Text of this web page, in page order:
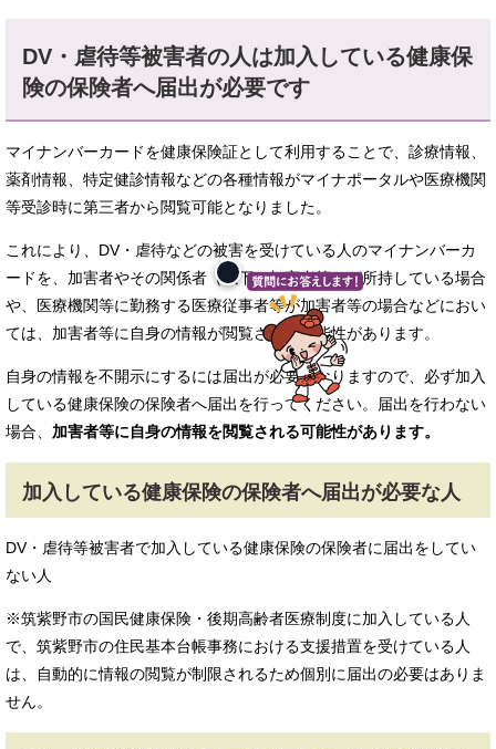
DV・虐待等被害者の人は加入している健康保
険の保険者へ届出が必要です
マイナンバーカードを健康保険証として利用することで、診療情報、
薬剤情報、特定健診情報などの各種情報がマイナポータルや医療機関
等受診時に第三者から閲覧可能となりました。
これにより、DV・虐待などの被害を受けている人のマイナンバーカ
ードを、加害者やその関係者（以下、加害者等）が所持している場合
や、医療機関等に勤務する医療従事者等が加害者等の場合などにおい
ては、加害者等に自身の情報が閲覧される可能性があります。
自身の情報を不開示にするには届出が必要となりますので、必ず加入
している健康保険の保険者へ届出を行ってください。届出を行わない
場合、 加害者等に自身の情報を閲覧される可能性があります。
加入している健康保険の保険者へ届出が必要な人
DV・虐待等被害者で加入している健康保険の保険者に届出をしてい
ない人
※筑紫野市の国民健康保険・後期高齢者医療制度に加入している人
で、筑紫野市の住民基本台帳事務における支援措置を受けている人
は、自動的に情報の閲覧が制限されるため個別に届出の必要はありま
せん。